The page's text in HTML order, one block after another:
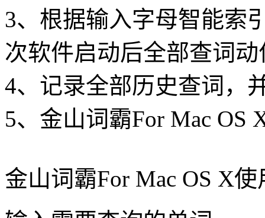
3、根据输入字母智能索
次软件启动后全部查词动
4、记录全部历史查词，
5、 金山词霸For Mac OS
金山词霸For Mac OS X使